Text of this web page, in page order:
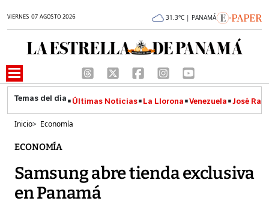
VIERNES 07 AGOSTO 2026 31.3°C | PANAMÁ
Últimas Noticias La Llorona Venezuela José
Inicio> Economía
ECONOMÍA
Samsung abre tienda exclusiva
en Panamá